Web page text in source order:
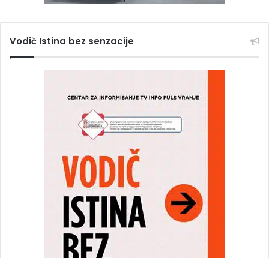
Vodič Istina bez senzacije